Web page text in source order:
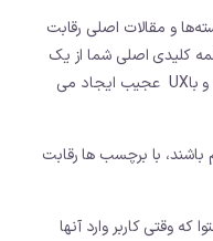
و مقالات اصلی رقابت
کلیدی اصلی شما از یک
موضوع هستند. از این رو صفحات ساده و باUX عجیب ایجاد می
با برچسب ها رقابت
وقتی کاربر وارد آنها